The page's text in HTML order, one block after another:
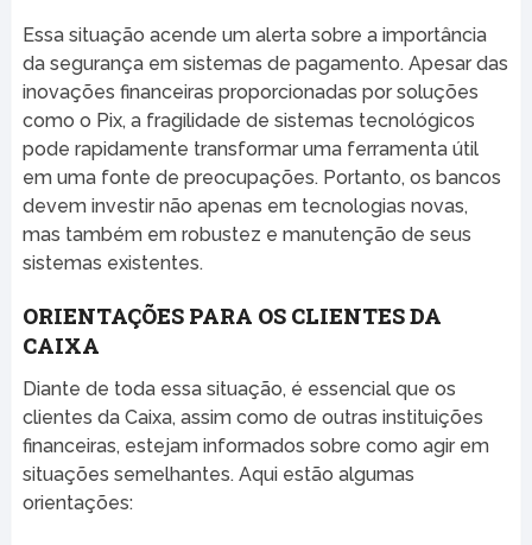
Essa situação acende um alerta sobre a importância
da segurança em sistemas de pagamento. Apesar das
inovações financeiras proporcionadas por soluções
como o Pix, a fragilidade de sistemas tecnológicos
pode rapidamente transformar uma ferramenta útil
em uma fonte de preocupações. Portanto, os bancos
devem investir não apenas em tecnologias novas,
mas também em robustez e manutenção de seus
sistemas existentes.
ORIENTAÇÕES PARA OS CLIENTES DA
CAIXA
Diante de toda essa situação, é essencial que os
clientes da Caixa, assim como de outras instituições
financeiras, estejam informados sobre como agir em
situações semelhantes. Aqui estão algumas
orientações: